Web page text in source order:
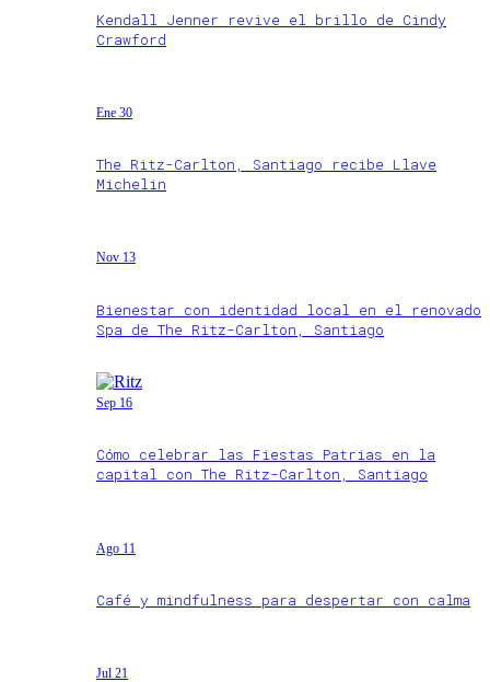
Kendall Jenner revive el brillo de Cindy
Crawford
Ene 30
The Ritz-Carlton, Santiago recibe Llave
Michelin
Nov 13
Bienestar con identidad local en el renovado
Spa de The Ritz-Carlton, Santiago
Sep 16
Cómo celebrar las Fiestas Patrias en la
capital con The Ritz-Carlton, Santiago
Ago 11
Café y mindfulness para despertar con calma
Jul 21